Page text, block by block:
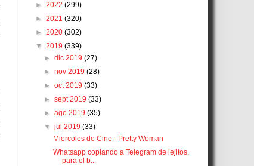
► 2022 (299)
► 2021 (320)
► 2020 (302)
▼ 2019 (339)
►dic 2019(27)
►nov 2019(28)
►oct 2019(33)
►sept 2019(33)
►ago 2019(35)
▼jul 2019(33)
Miercoles de Cine - Pretty Woman
Whatsapp copiando a Telegram de lejitos,
para el b...